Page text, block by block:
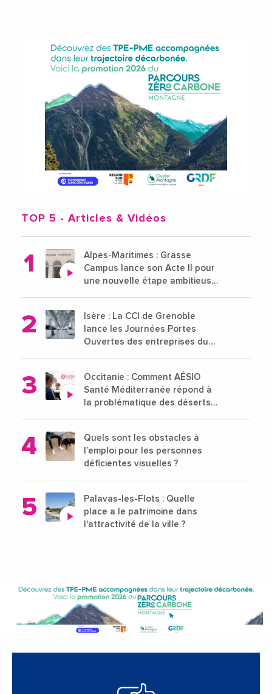
TOP 5 - Articles & Vidéos
Alpes-Maritimes : Grasse
Campus lance son Acte II pour
une nouvelle étape ambitieuse
Isère : La CCI de Grenoble
lance les Journées Portes
Ouvertes des entreprises du
Occitanie : Comment AÉSIO
Santé Méditerranée répond à
la problématique des déserts
Quels sont les obstacles à
l’emploi pour les personnes
déficientes visuelles ?
Palavas-les-Flots : Quelle
place a le patrimoine dans
l'attractivité de la ville ?